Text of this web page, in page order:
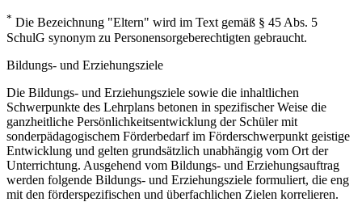
* Die Bezeichnung "Eltern" wird im Text gemäß § 45 Abs. 5
SchulG synonym zu Personensorgeberechtigten gebraucht.
Bildungs- und Erziehungsziele
Die Bildungs- und Erziehungsziele sowie die inhaltlichen
Schwerpunkte des Lehrplans betonen in spezifischer Weise die
ganzheitliche Persönlichkeitsentwicklung der Schüler mit
sonderpädagogischem Förderbedarf im Förderschwerpunkt geistige
Entwicklung und gelten grundsätzlich unabhängig vom Ort der
Unterrichtung. Ausgehend vom Bildungs- und Erziehungsauftrag
werden folgende Bildungs- und Erziehungsziele formuliert, die eng
mit den förderspezifischen und überfachlichen Zielen korrelieren.